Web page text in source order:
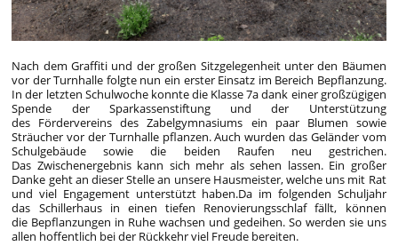
Nach dem Graffiti und der großen Sitzgelegenheit unter den Bäumen
vor der Turnhalle folgte nun ein erster Einsatz im Bereich Bepflanzung.
In der letzten Schulwoche konnte die Klasse 7a dank einer großzügigen
Spende der Sparkassenstiftung und der Unterstützung
des Fördervereins des Zabelgymnasiums ein paar Blumen sowie
Sträucher vor der Turnhalle pflanzen. Auch wurden das Geländer vom
Schulgebäude sowie die beiden Raufen neu gestrichen.
Das Zwischenergebnis kann sich mehr als sehen lassen. Ein großer
Danke geht an dieser Stelle an unsere Hausmeister, welche uns mit Rat
und viel Engagement unterstützt haben.Da im folgenden Schuljahr
das Schillerhaus in einen tiefen Renovierungsschlaf fällt, können
die Bepflanzungen in Ruhe wachsen und gedeihen. So werden sie uns
allen hoffentlich bei der Rückkehr viel Freude bereiten.